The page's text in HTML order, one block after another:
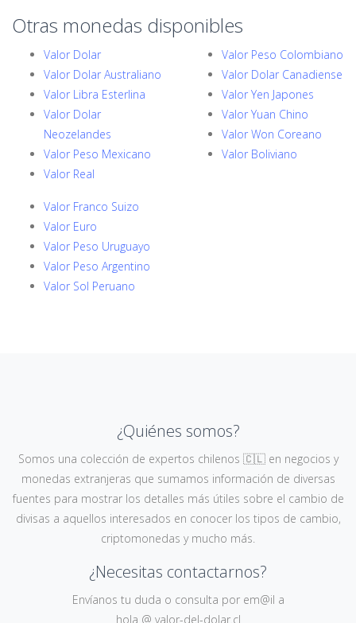
Otras monedas disponibles
Valor Dolar
Valor Dolar Australiano
Valor Libra Esterlina
Valor Dolar
Neozelandes
Valor Peso Mexicano
Valor Real
Valor Peso Colombiano
Valor Dolar Canadiense
Valor Yen Japones
Valor Yuan Chino
Valor Won Coreano
Valor Boliviano
Valor Franco Suizo
Valor Euro
Valor Peso Uruguayo
Valor Peso Argentino
Valor Sol Peruano
¿Quiénes somos?
Somos una colección de expertos chilenos 🇨🇱 en negocios y
monedas extranjeras que sumamos información de diversas
fuentes para mostrar los detalles más útiles sobre el cambio de
divisas a aquellos interesados en conocer los tipos de cambio,
criptomonedas y mucho más.
¿Necesitas contactarnos?
Envíanos tu duda o consulta por em@il a
hola @ valor-del-dolar.cl